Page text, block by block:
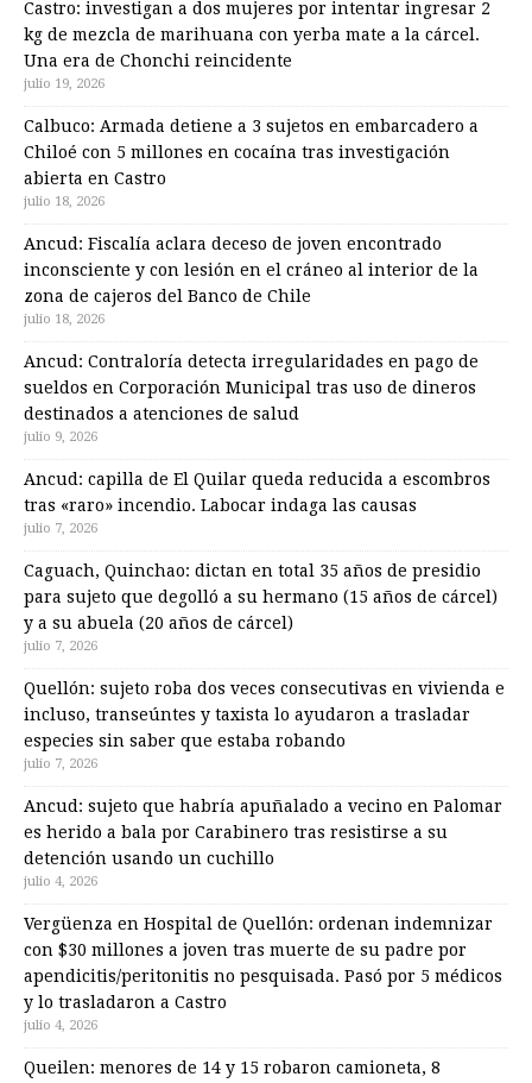
Castro: investigan a dos mujeres por intentar ingresar 2
kg de mezcla de marihuana con yerba mate a la cárcel.
Una era de Chonchi reincidente
julio 19, 2026
Calbuco: Armada detiene a 3 sujetos en embarcadero a
Chiloé con 5 millones en cocaína tras investigación
abierta en Castro
julio 18, 2026
Ancud: Fiscalía aclara deceso de joven encontrado
inconsciente y con lesión en el cráneo al interior de la
zona de cajeros del Banco de Chile
julio 18, 2026
Ancud: Contraloría detecta irregularidades en pago de
sueldos en Corporación Municipal tras uso de dineros
destinados a atenciones de salud
julio 9, 2026
Ancud: capilla de El Quilar queda reducida a escombros
tras «raro» incendio. Labocar indaga las causas
julio 7, 2026
Caguach, Quinchao: dictan en total 35 años de presidio
para sujeto que degolló a su hermano (15 años de cárcel)
y a su abuela (20 años de cárcel)
julio 7, 2026
Quellón: sujeto roba dos veces consecutivas en vivienda e
incluso, transeúntes y taxista lo ayudaron a trasladar
especies sin saber que estaba robando
julio 7, 2026
Ancud: sujeto que habría apuñalado a vecino en Palomar
es herido a bala por Carabinero tras resistirse a su
detención usando un cuchillo
julio 4, 2026
Vergüenza en Hospital de Quellón: ordenan indemnizar
con $30 millones a joven tras muerte de su padre por
apendicitis/peritonitis no pesquisada. Pasó por 5 médicos
y lo trasladaron a Castro
julio 4, 2026
Queilen: menores de 14 y 15 robaron camioneta, 8